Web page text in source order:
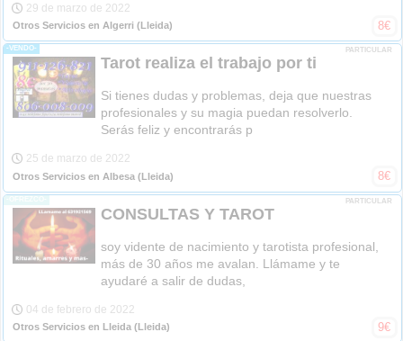
29 de marzo de 2022
Otros Servicios en Algerri (Lleida) 8€
-VENDO- PARTICULAR
Tarot realiza el trabajo por ti
Si tienes dudas y problemas, deja que nuestras
profesionales y su magia puedan resolverlo.
Serás feliz y encontrarás p
25 de marzo de 2022
Otros Servicios en Albesa (Lleida) 8€
PARTICULAR
CONSULTAS Y TAROT
soy vidente de nacimiento y tarotista profesional,
más de 30 años me avalan. Llámame y te
ayudaré a salir de dudas,
04 de febrero de 2022
Otros Servicios en Lleida (Lleida) 9€